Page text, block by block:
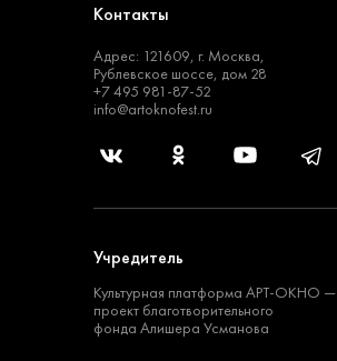
Контакты
Адрес: 121609, г. Москва,
Рублевское шоссе, дом 28
+7 495 981-87-52
info@artoknofest.ru
Учредитель
Культурная платформа АРТ-ОКНО —
проект благотворительного
фонда Алишера Усманова